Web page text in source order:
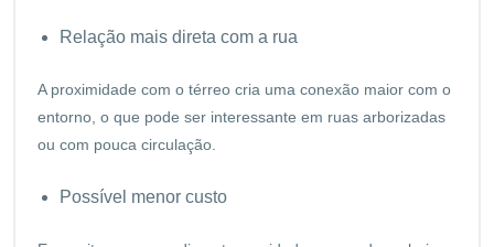
Relação mais direta com a rua
A proximidade com o térreo cria uma conexão maior com o
entorno, o que pode ser interessante em ruas arborizadas
ou com pouca circulação.
Possível menor custo